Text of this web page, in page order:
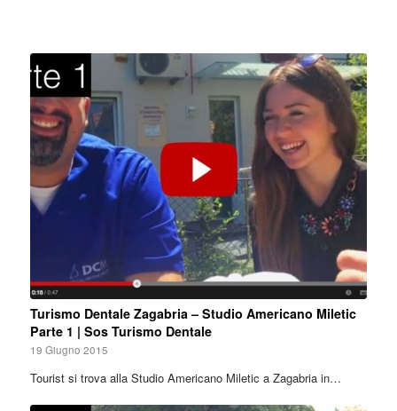
Turismo Dentale Zagabria – Studio Americano Miletic
Parte 1 | Sos Turismo Dentale
19 Giugno 2015
Tourist si trova alla Studio Americano Miletic a Zagabria in…